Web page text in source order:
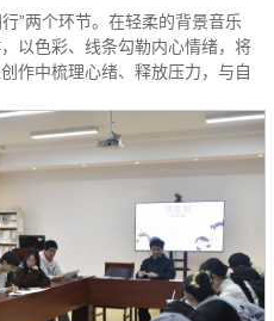
”两个环节。在轻柔的背景音乐
以色彩、线条勾勒内心情绪，将
作中梳理心绪、释放压力，与自